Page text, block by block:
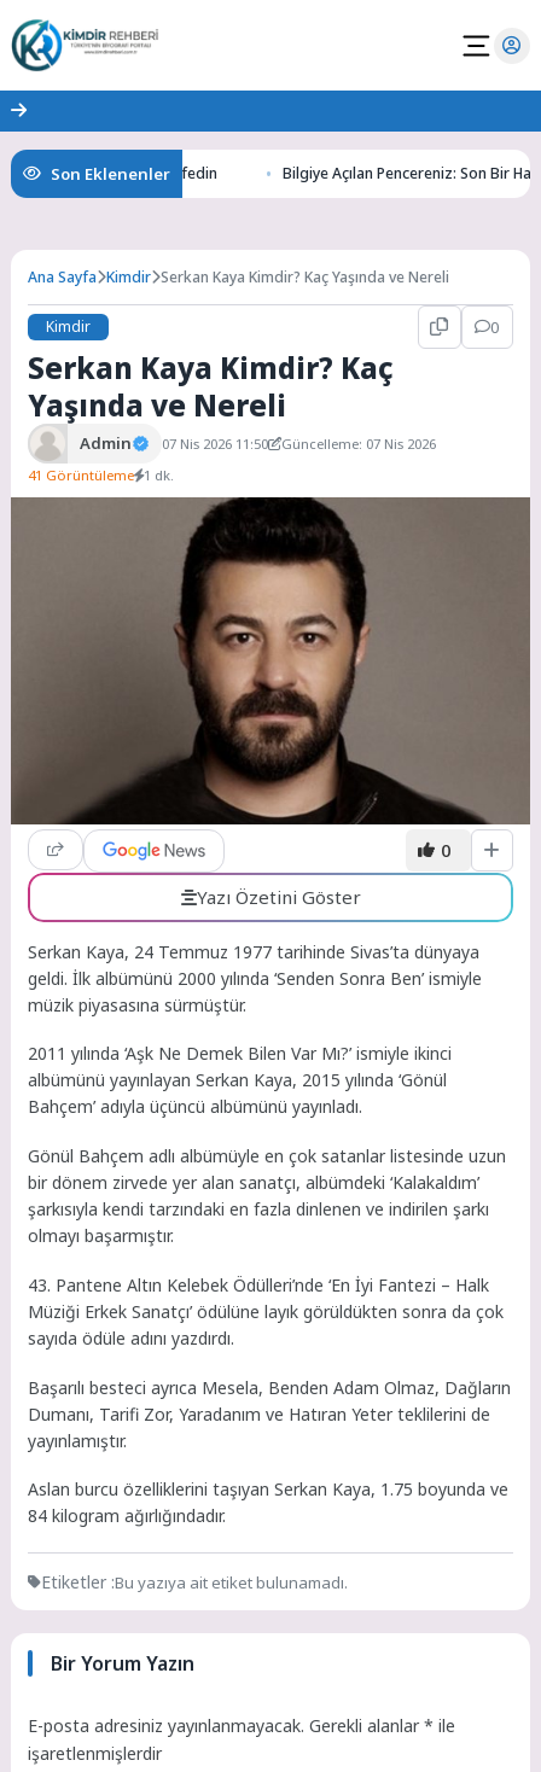
Son Eklenenler
Gizemlerini Keşfedin Bilgiye Açılan Pencereniz: Son Bir Haber
Ana Sayfa Kimdir Serkan Kaya Kimdir? Kaç Yaşında ve Nereli
Kimdir 0
Serkan Kaya Kimdir? Kaç
Yaşında ve Nereli
Admin 07 Nis 2026 11:50
Güncelleme: 07 Nis 2026
41 Görüntüleme 1 dk.
0
Yazı Özetini Göster
Serkan Kaya, 24 Temmuz 1977 tarihinde Sivas’ta dünyaya
geldi. İlk albümünü 2000 yılında ‘Senden Sonra Ben’ ismiyle
müzik piyasasına sürmüştür.
2011 yılında ‘Aşk Ne Demek Bilen Var Mı?’ ismiyle ikinci
albümünü yayınlayan Serkan Kaya, 2015 yılında ‘Gönül
Bahçem’ adıyla üçüncü albümünü yayınladı.
Gönül Bahçem adlı albümüyle en çok satanlar listesinde uzun
bir dönem zirvede yer alan sanatçı, albümdeki ‘Kalakaldım’
şarkısıyla kendi tarzındaki en fazla dinlenen ve indirilen şarkı
olmayı başarmıştır.
43. Pantene Altın Kelebek Ödülleri’nde ‘En İyi Fantezi – Halk
Müziği Erkek Sanatçı’ ödülüne layık görüldükten sonra da çok
sayıda ödüle adını yazdırdı.
Başarılı besteci ayrıca Mesela, Benden Adam Olmaz, Dağların
Dumanı, Tarifi Zor, Yaradanım ve Hatıran Yeter teklilerini de
yayınlamıştır.
Aslan burcu özelliklerini taşıyan Serkan Kaya, 1.75 boyunda ve
84 kilogram ağırlığındadır.
Etiketler :Bu yazıya ait etiket bulunamadı.
Bir Yorum Yazın
E-posta adresiniz yayınlanmayacak. Gerekli alanlar* ile
işaretlenmişlerdir